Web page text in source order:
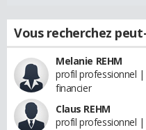
Vous recherchez
Melanie REHM
profil professionnel |
financier
Claus REHM
profil professionnel |